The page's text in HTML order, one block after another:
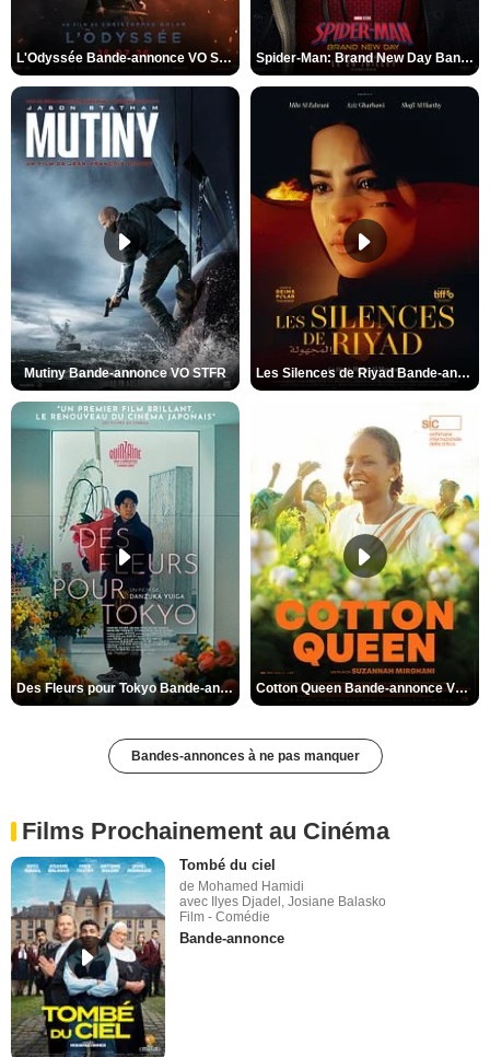
L'Odyssée Bande-annonce VO STFR Spider-Man: Brand New Day Bande-annonce VO STFR
Mutiny Bande-annonce VO STFR Les Silences de Riyad Bande-annonce VO STFR
Des Fleurs pour Tokyo Bande-annonce VO STFR Cotton Queen Bande-annonce VO STFR
Bandes-annonces à ne pas manquer
Films Prochainement au Cinéma
Tombé du ciel
de Mohamed Hamidi
avec Ilyes Djadel, Josiane Balasko
Film - Comédie
Bande-annonce